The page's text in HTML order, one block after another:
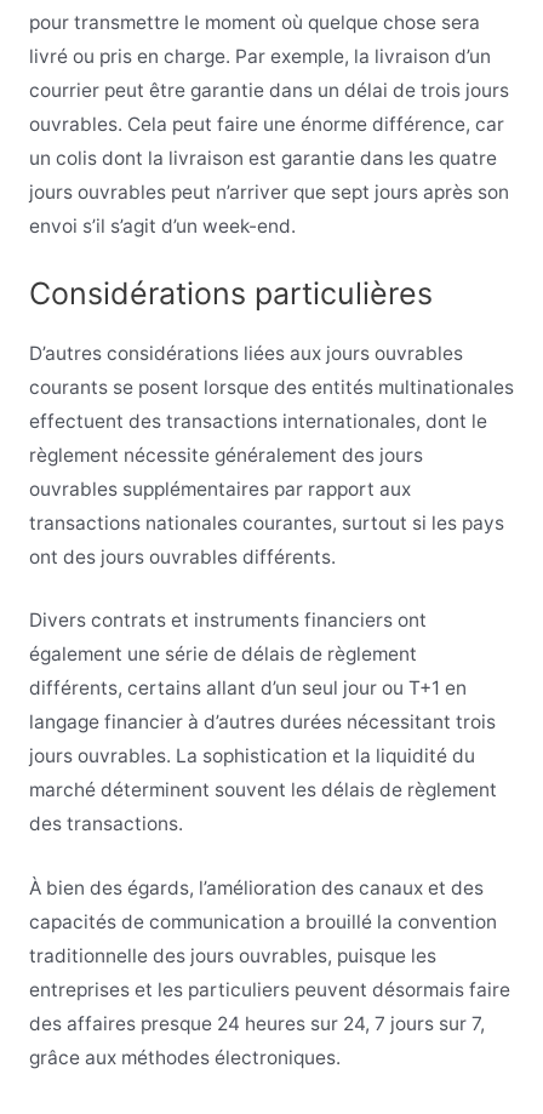
pour transmettre le moment où quelque chose sera
livré ou pris en charge. Par exemple, la livraison d’un
courrier peut être garantie dans un délai de trois jours
ouvrables. Cela peut faire une énorme différence, car
un colis dont la livraison est garantie dans les quatre
jours ouvrables peut n’arriver que sept jours après son
envoi s’il s’agit d’un week-end.
Considérations particulières
D’autres considérations liées aux jours ouvrables
courants se posent lorsque des entités multinationales
effectuent des transactions internationales, dont le
règlement nécessite généralement des jours
ouvrables supplémentaires par rapport aux
transactions nationales courantes, surtout si les pays
ont des jours ouvrables différents.
Divers contrats et instruments financiers ont
également une série de délais de règlement
différents, certains allant d’un seul jour ou T+1 en
langage financier à d’autres durées nécessitant trois
jours ouvrables. La sophistication et la liquidité du
marché déterminent souvent les délais de règlement
des transactions.
À bien des égards, l’amélioration des canaux et des
capacités de communication a brouillé la convention
traditionnelle des jours ouvrables, puisque les
entreprises et les particuliers peuvent désormais faire
des affaires presque 24 heures sur 24, 7 jours sur 7,
grâce aux méthodes électroniques.